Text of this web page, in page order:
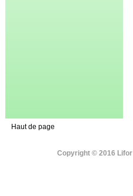
Haut de page
Copyright © 2016 Lifor